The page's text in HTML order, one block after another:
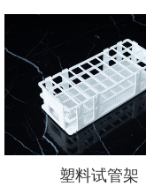
塑料试管架